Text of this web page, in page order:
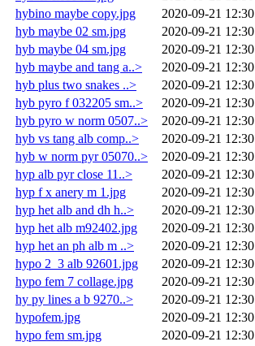
hybino maybe copy.jpg
2020-09-21 12:30
hyb maybe 02 sm.jpg
2020-09-21 12:30
hyb maybe 04 sm.jpg
2020-09-21 12:30
hyb maybe and tang a..>
2020-09-21 12:30
hyb plus two snakes ..>
2020-09-21 12:30
hyb pyro f 032205 sm..>
2020-09-21 12:30
hyb pyro w norm 0507..>
2020-09-21 12:30
hyb vs tang alb comp..>
2020-09-21 12:30
hyb w norm pyr 05070..>
2020-09-21 12:30
hyp alb pyr close 11..>
2020-09-21 12:30
hyp f x anery m 1.jpg
2020-09-21 12:30
hyp het alb and dh h..>
2020-09-21 12:30
hyp het alb m92402.jpg
2020-09-21 12:30
hyp het an ph alb m ..>
2020-09-21 12:30
hypo 2_3 alb 92601.jpg
2020-09-21 12:30
hypo fem 7 collage.jpg
2020-09-21 12:30
hy py lines a b 9270..>
2020-09-21 12:30
hypofem.jpg
2020-09-21 12:30
hypo fem sm.jpg
2020-09-21 12:30